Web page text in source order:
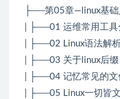
├──第05章—linux基础
| ├──01 运维常用工
| ├──02 Linux语法解
| ├──03 关于linux后
| ├──04 记忆常见的
| ├──05 Linux一切皆